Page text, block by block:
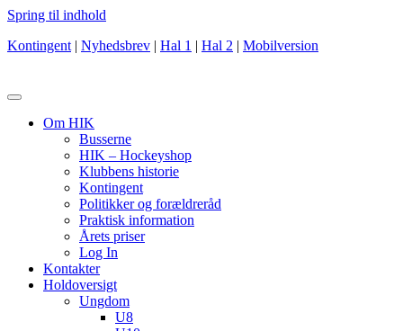
Spring til indhold
Kontingent | Nyhedsbrev | Hal 1 | Hal 2 | Mobilversion
Om HIK
Busserne
HIK – Hockeyshop
Klubbens historie
Kontingent
Politikker og forældreråd
Praktisk information
Årets priser
Log In
Kontakter
Holdoversigt
Ungdom
U8